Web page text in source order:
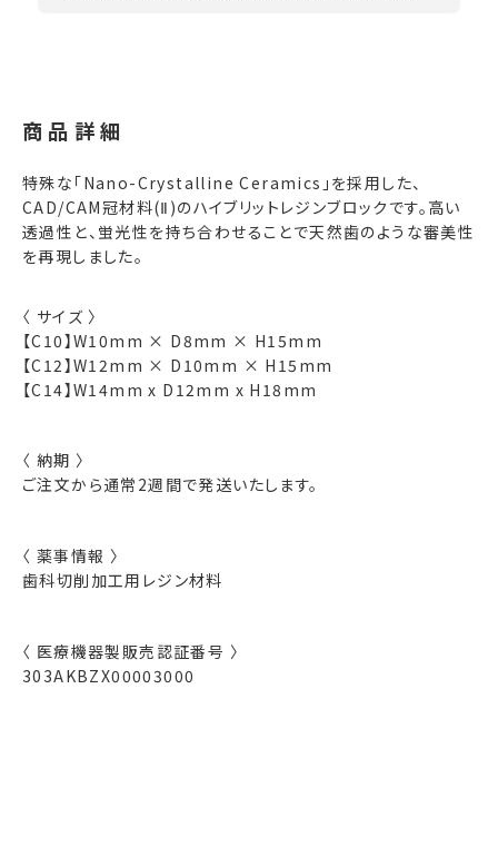
商品詳細
特殊な「Nano-Crystalline Ceramics」を採用した、
CAD/CAM冠材料(Ⅱ)のハイブリットレジンブロックです。高い
透過性と、蛍光性を持ち合わせることで天然歯のような審美性
を再現しました。
〈 サイズ 〉
【C10】W10mm × D8mm × H15mm
【C12】W12mm × D10mm × H15mm
【C14】W14mm x D12mm x H18mm
〈 納期 〉
ご注文から通常2週間で発送いたします。
〈 薬事情報 〉
歯科切削加工用レジン材料
〈 医療機器製販売認証番号 〉
303AKBZX00003000